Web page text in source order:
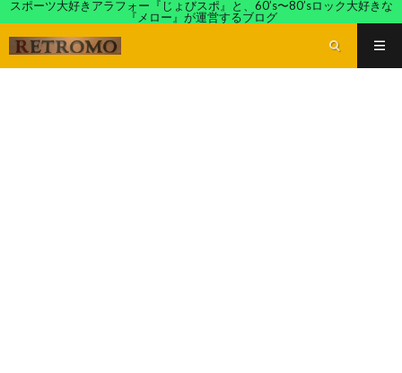
スポーツ大好きアラフォー『じょびスポ』と、60’s〜80’sロック大好きな
『メロー』が運営するブログ